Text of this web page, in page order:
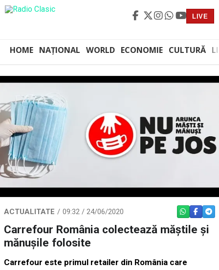
LIVE
HOME NAȚIONAL WORLD ECONOMIE CULTURĂ
ACTUALITATE 09:32 / 24/06/2020 WHATSAPP
Carrefour România colectează măștile și
mănușile folosite
Carrefour este primul retailer din România care